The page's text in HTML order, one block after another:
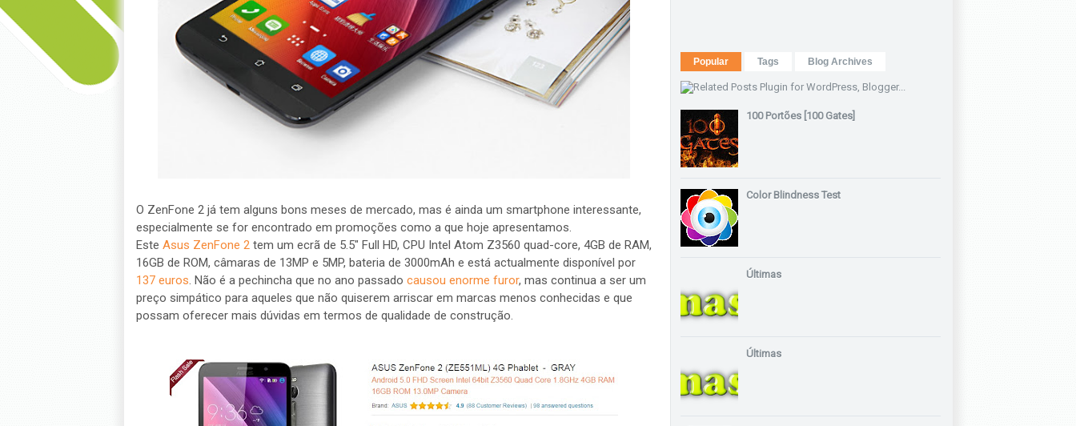
O ZenFone 2 já tem alguns bons meses de mercado, mas é ainda um smartphone interessante,
especialmente se for encontrado em promoções como a que hoje apresentamos.
Este Asus ZenFone 2tem um ecrã de 5.5" Full HD, CPU Intel Atom Z3560 quad-core, 4GB de RAM,
16GB de ROM, câmaras de 13MP e 5MP, bateria de 3000mAh e está actualmente disponível por
137 euros. Não é a pechincha que no ano passado causou enorme furor, mas continua a ser um
preço simpático para aqueles que não quiserem arriscar em marcas menos conhecidas e que
possam oferecer mais dúvidas em termos de qualidade de construção.
Popular Tags Blog Archives
100 Portões [100 Gates]
Color Blindness Test
Últimas
Últimas